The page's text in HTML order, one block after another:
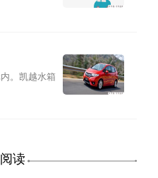
。凯越水箱
读